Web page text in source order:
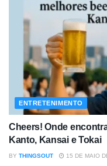
ENTRETENIMENTO
Cheers! Onde
Kanto, Kansai e Tokai
BY THINGSOUT 15 DE MAIO